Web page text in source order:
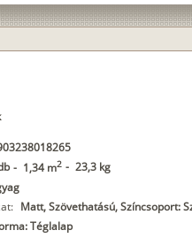
- 1,34 m2 - 23,3 kg
Matt, Szövethatású, Színcsoport:
Téglalap